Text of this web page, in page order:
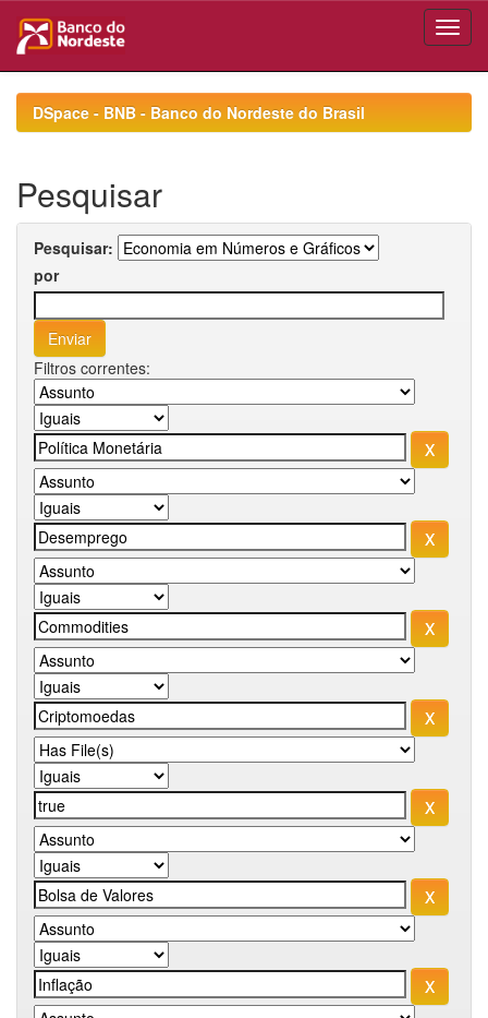
navigationDSpace - BNB - Banco do Nordeste do Brasil
Pesquisar
Pesquisar:
por
Filtros correntes: